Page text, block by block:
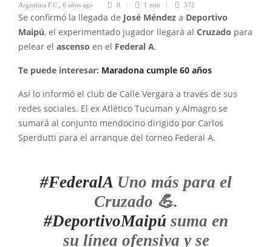
Argentina F.C. 6 años ago 0 1 min 572
Se confirmó la llegada de José Méndez a Deportivo
Maipú, el experimentado jugador llegará al Cruzado para
pelear el ascenso en el Federal A.
Te puede interesar: Maradona cumple 60 años
Así lo informó el club de Calle Vergara a través de sus
redes sociales. El ex Atlético Tucuman y Almagro se
sumará al conjunto mendocino dirigido por Carlos
Sperdutti para el arranque del torneo Federal A.
#FederalA Uno más para el
Cruzado 💪.
#DeportivoMaipú suma en
su línea ofensiva y se